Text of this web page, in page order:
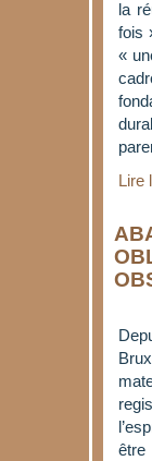
la
fois
«
Lire
être